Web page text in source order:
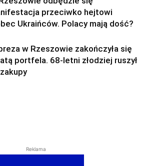
przeciwko hejtowi
Ukraińców. Polacy mają dość?
w Rzeszowie zakończyła się
portfela. 68-letni złodziej ruszył
Reklama